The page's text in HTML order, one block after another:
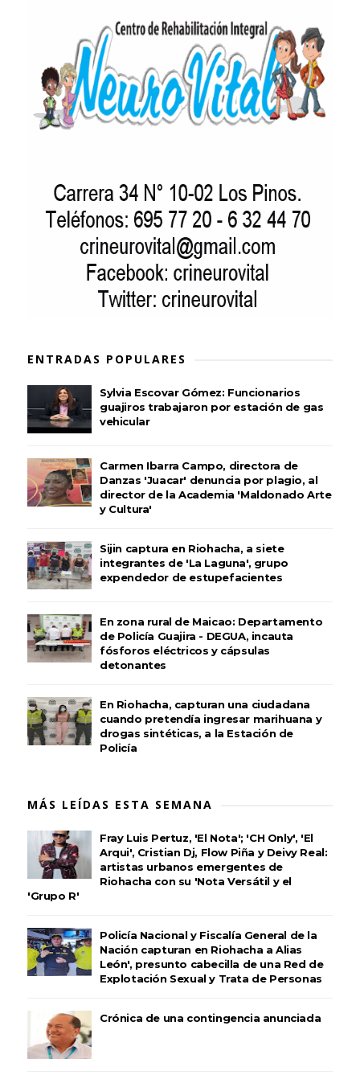
ENTRADAS POPULARES
Sylvia Escovar Gómez: Funcionarios
guajiros trabajaron por estación de gas
vehicular
Carmen Ibarra Campo, directora de
Danzas 'Juacar' denuncia por plagio, al
director de la Academia 'Maldonado Arte
y Cultura'
Sijin captura en Riohacha, a siete
integrantes de 'La Laguna', grupo
expendedor de estupefacientes
En zona rural de Maicao: Departamento
de Policía Guajira - DEGUA, incauta
fósforos eléctricos y cápsulas
detonantes
En Riohacha, capturan una ciudadana
cuando pretendía ingresar marihuana y
drogas sintéticas, a la Estación de
Policía
MÁS LEÍDAS ESTA SEMANA
Fray Luis Pertuz, 'El Nota'; 'CH Only', 'El
Arqui', Cristian Dj, Flow Piña y Deivy Real:
artistas urbanos emergentes de
Riohacha con su 'Nota Versátil y el
'Grupo R'
Policía Nacional y Fiscalía General de la
Nación capturan en Riohacha a Alias
León', presunto cabecilla de una Red de
Explotación Sexual y Trata de Personas
Crónica de una contingencia anunciada